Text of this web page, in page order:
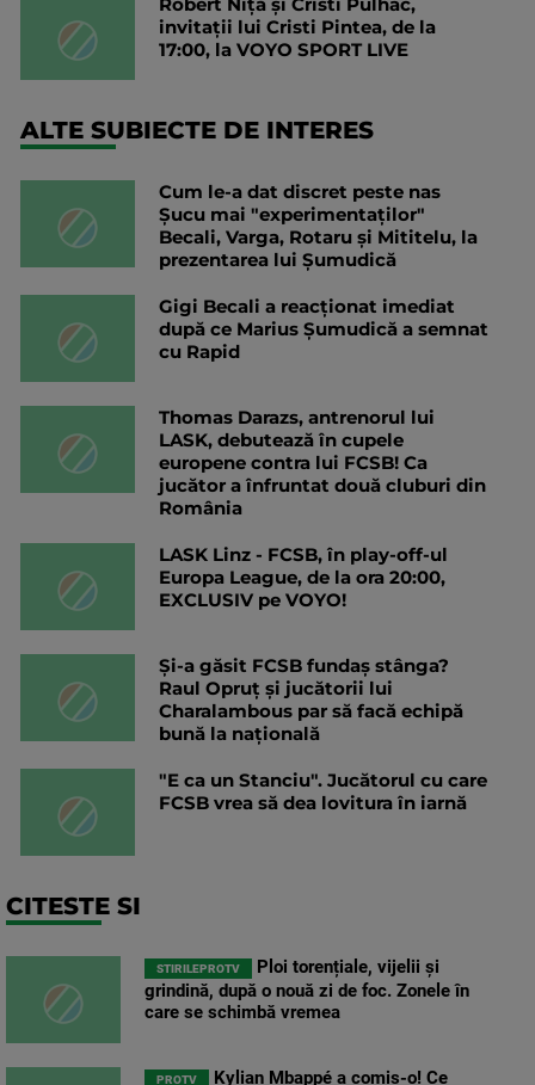
Robert Niță și Cristi Pulhac,
invitații lui Cristi Pintea, de la
17:00, la VOYO SPORT LIVE
ALTE SUBIECTE DE INTERES
Cum le-a dat discret peste nas
Șucu mai "experimentaților"
Becali, Varga, Rotaru și Mititelu, la
prezentarea lui Șumudică
Gigi Becali a reacționat imediat
după ce Marius Șumudică a semnat
cu Rapid
Thomas Darazs, antrenorul lui
LASK, debutează în cupele
europene contra lui FCSB! Ca
jucător a înfruntat două cluburi din
România
LASK Linz - FCSB, în play-off-ul
Europa League, de la ora 20:00,
EXCLUSIV pe VOYO!
Și-a găsit FCSB fundaș stânga?
Raul Opruț și jucătorii lui
Charalambous par să facă echipă
bună la națională
"E ca un Stanciu". Jucătorul cu care
FCSB vrea să dea lovitura în iarnă
CITESTE SI
STIRILEPROTV
Ploi torențiale, vijelii și
grindină, după o nouă zi de foc. Zonele în
care se schimbă vremea
PROTV
Kylian Mbappé a comis-o! Ce